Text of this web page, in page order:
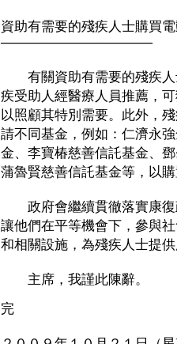
資助有需要的殘疾人士購買
────────────────
有關資助有需要的殘疾人
疾受助人經醫療人員推薦，
以照顧其特別需要。此外，
請不同基金，例如：仁濟永
金、李寶椿慈善信託基金、
蒲魯賢慈善信託基金等，以
政府會繼續貫徹落實康復
讓他們在平等機會下，參與
和相關設施，為殘疾人士提
主席，我謹此陳辭。
完